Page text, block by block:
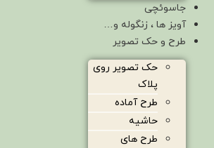
جاسوئچی
آویز ها ، زنگوله و…
طرح و حک تصویر
حک تصویر روی
پلاک
طرح آماده
حاشیه
طرح های